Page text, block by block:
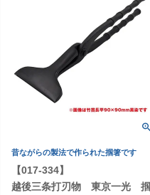
昔ながらの製法で作られた掴箸です
【017-334】
越後三条打刃物 東京一光 掴